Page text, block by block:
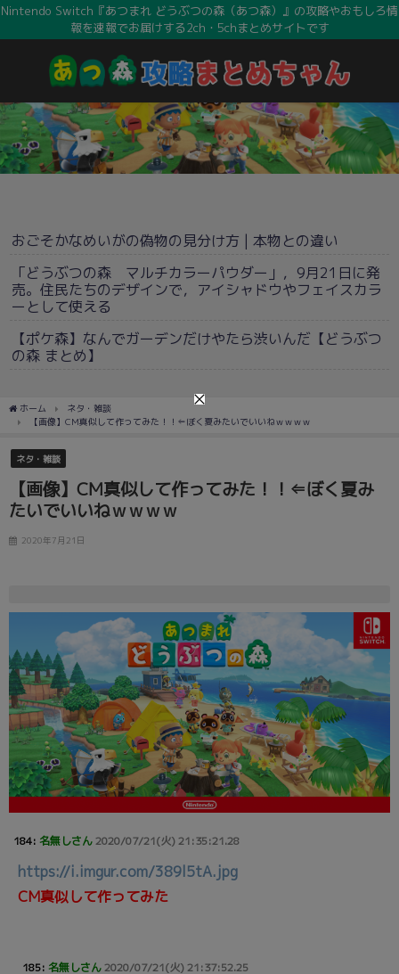
Nintendo Switch『あつまれ どうぶつの森（あつ森）』の攻略やおもしろ情
報を速報でお届けする2ch・5chまとめサイトです
おごそかなめいがの偽物の見分け方 | 本物との違い
「どうぶつの森 マルチカラーパウダー」，9月21日に発
売。住民たちのデザインで，アイシャドウやフェイスカラ
ーとして使える
【ポケ森】なんでガーデンだけやたら渋いんだ【どうぶつ
の森 まとめ】
ホーム
ネタ・雑談
【画像】CM真似して作ってみた！！⇐ぼく夏みたいでいいねｗｗｗｗ
ネタ・雑談
【画像】CM真似して作ってみた！！⇐ぼく夏み
たいでいいねｗｗｗｗ
2020年7月21日
184: 名無しさん2020/07/21(火) 21:35:21.28
https://i.imgur.com/389l5tA.jpg
CM真似して作ってみた
185: 名無しさん2020/07/21(火) 21:37:52.25